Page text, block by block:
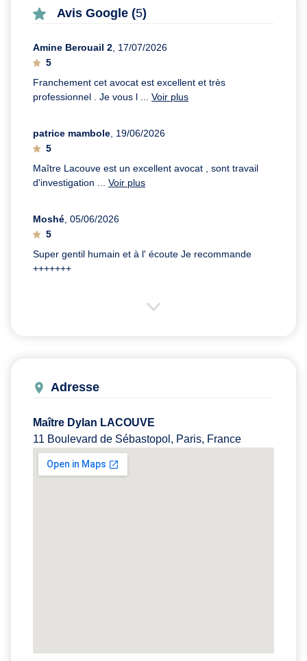
Avis Google (5)
Amine Berouail 2, 17/07/2026
5
Franchement cet avocat est excellent et très
professionnel . Je vous l ... Voir plus
patrice mambole, 19/06/2026
5
Maître Lacouve est un excellent avocat , sont travail
d'investigation ... Voir plus
Moshé, 05/06/2026
5
Super gentil humain et à l' écoute Je recommande
+++++++
Adresse
Maître Dylan LACOUVE
11 Boulevard de Sébastopol, Paris, France